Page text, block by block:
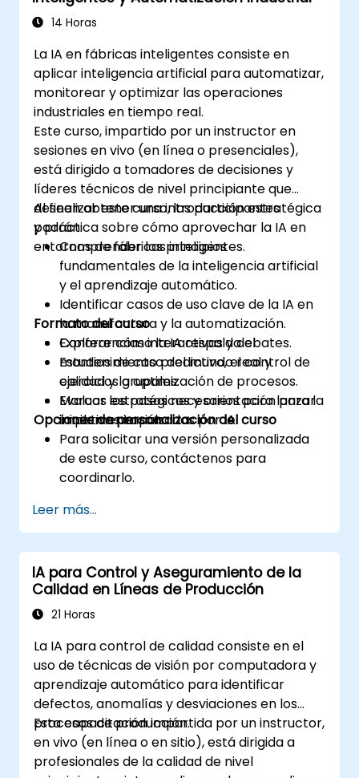
14 Horas
La IA en fábricas inteligentes consiste en
aplicar inteligencia artificial para automatizar,
monitorear y optimizar las operaciones
industriales en tiempo real.
Este curso, impartido por un instructor en
sesiones en vivo (en línea o presenciales),
está dirigido a tomadores de decisiones y
líderes técnicos de nivel principiante que
deseen obtener una introducción estratégica
y práctica sobre cómo aprovechar la IA en
entornos de fábricas inteligentes.
Al finalizar este curso, los participantes
podrán:
Comprender los principios
fundamentales de la inteligencia artificial
y el aprendizaje automático.
Identificar casos de uso clave de la IA en
la manufactura y la automatización.
Explorar cómo la IA respalda el
mantenimiento predictivo, el control de
calidad y la optimización de procesos.
Evaluar los pasos necesarios para lanzar
iniciativas impulsadas por IA.
Formato del curso
Conferencias interactivas y debates.
Estudios de caso del mundo real y
ejercicios grupales.
Marcos estratégicos y orientación para la
implementación.
Opciones de personalización del curso
Para solicitar una versión personalizada
de este curso, contáctenos para
coordinarlo.
Leer más...
IA para Control y Aseguramiento de la
Calidad en Líneas de Producción
21 Horas
La IA para control de calidad consiste en el
uso de técnicas de visión por computadora y
aprendizaje automático para identificar
defectos, anomalías y desviaciones en los
procesos de producción.
Esta capacitación impartida por un instructor,
en vivo (en línea o en sitio), está dirigida a
profesionales de la calidad de nivel